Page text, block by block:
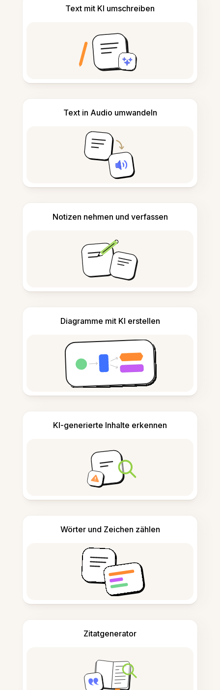
Text mit KI umschreiben
Text in Audio umwandeln
Notizen nehmen und verfassen
Diagramme mit KI erstellen
KI-generierte Inhalte erkennen
Wörter und Zeichen zählen
Zitatgenerator